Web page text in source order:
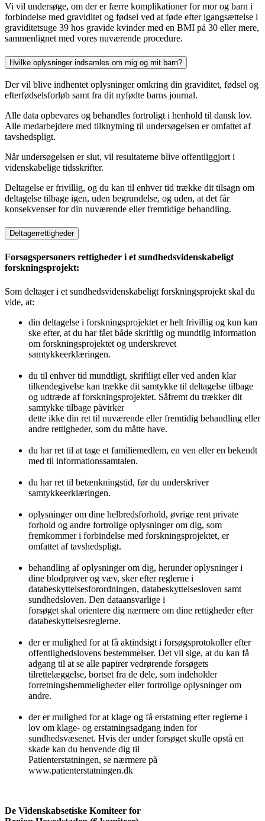
Vi vil undersøge, om der er færre komplikationer for mor og barn i
forbindelse med graviditet og fødsel ved at føde efter igangsættelse i
graviditetsuge 39 hos gravide kvinder med en BMI på 30 eller mere,
sammenlignet med vores nuværende procedure.
Hvilke oplysninger indsamles om mig og mit barn?
Der vil blive indhentet oplysninger omkring din graviditet, fødsel og
efterfødselsforløb samt fra dit nyfødte barns journal.
Alle data opbevares og behandles fortroligt i henhold til dansk lov.
Alle medarbejdere med tilknytning til undersøgelsen er omfattet af
tavshedspligt.
Når undersøgelsen er slut, vil resultaterne blive offentliggjort i
videnskabelige tidsskrifter.
Deltagelse er frivillig, og du kan til enhver tid trække dit tilsagn om
deltagelse tilbage igen, uden begrundelse, og uden, at det får
konsekvenser for din nuværende eller fremtidige behandling.
Deltagerrettigheder
Forsøgspersoners rettigheder i et sundhedsvidenskabeligt
forskningsprojekt:
Som deltager i et sundhedsvidenskabeligt forskningsprojekt skal du
vide, at:
din deltagelse i forskningsprojektet er helt frivillig og kun kan
ske efter, at du har fået både skriftlig og mundtlig information
om forskningsprojektet og underskrevet
samtykkeerklæringen.
du til enhver tid mundtligt, skriftligt eller ved anden klar
tilkendegivelse kan trække dit samtykke til deltagelse tilbage
og udtræde af forskningsprojektet. Såfremt du trækker dit
samtykke tilbage påvirker
dette ikke din ret til nuværende eller fremtidig behandling eller
andre rettigheder, som du måtte have.
du har ret til at tage et familiemedlem, en ven eller en bekendt
med til informationssamtalen.
du har ret til betænkningstid, før du underskriver
samtykkeerklæringen.
oplysninger om dine helbredsforhold, øvrige rent private
forhold og andre fortrolige oplysninger om dig, som
fremkommer i forbindelse med forskningsprojektet, er
omfattet af tavshedspligt.
behandling af oplysninger om dig, herunder oplysninger i
dine blodprøver og væv, sker efter reglerne i
databeskyttelsesforordningen, databeskyttelsesloven samt
sundhedsloven. Den dataansvarlige i
forsøget skal orientere dig nærmere om dine rettigheder efter
databeskyttelsesreglerne.
der er mulighed for at få aktindsigt i forsøgsprotokoller efter
offentlighedslovens bestemmelser. Det vil sige, at du kan få
adgang til at se alle papirer vedrørende forsøgets
tilrettelæggelse, bortset fra de dele, som indeholder
forretningshemmeligheder eller fortrolige oplysninger om
andre.
der er mulighed for at klage og få erstatning efter reglerne i
lov om klage- og erstatningsadgang inden for
sundhedsvæsenet. Hvis der under forsøget skulle opstå en
skade kan du henvende dig til
Patienterstatningen, se nærmere på
www.patienterstatningen.dk
De Videnskabsetiske Komiteer for